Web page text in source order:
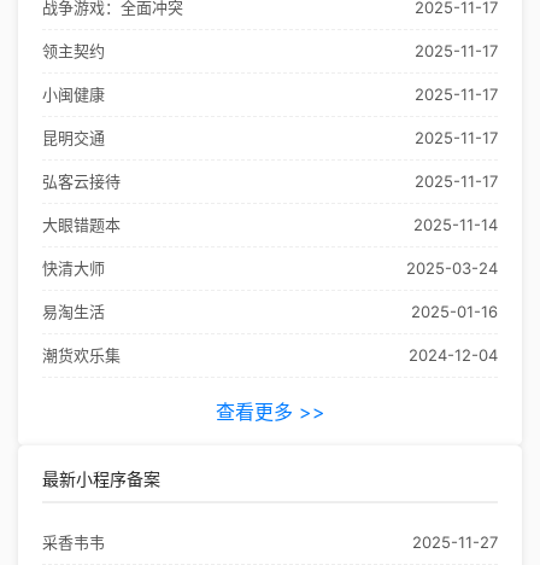
战争游戏：全面冲突 2025-11-17
领主契约 2025-11-17
小闽健康 2025-11-17
昆明交通 2025-11-17
弘客云接待 2025-11-17
大眼错题本 2025-11-14
快清大师 2025-03-24
易淘生活 2025-01-16
潮货欢乐集 2024-12-04
查看更多 >>
最新小程序备案
采香韦韦 2025-11-27